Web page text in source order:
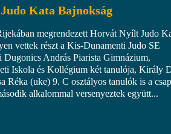
Kata Bajnokság
megrendezett Horvát Nyílt Judo
vettek részt a Kis-Dunamenti Judo SE
Dugonics András Piarista Gimnázium,
Iskola és Kollégium két tanulója, Király
Réka (uke) 9. C osztályos tanulók is a
alkalommal versenyeztek együtt...